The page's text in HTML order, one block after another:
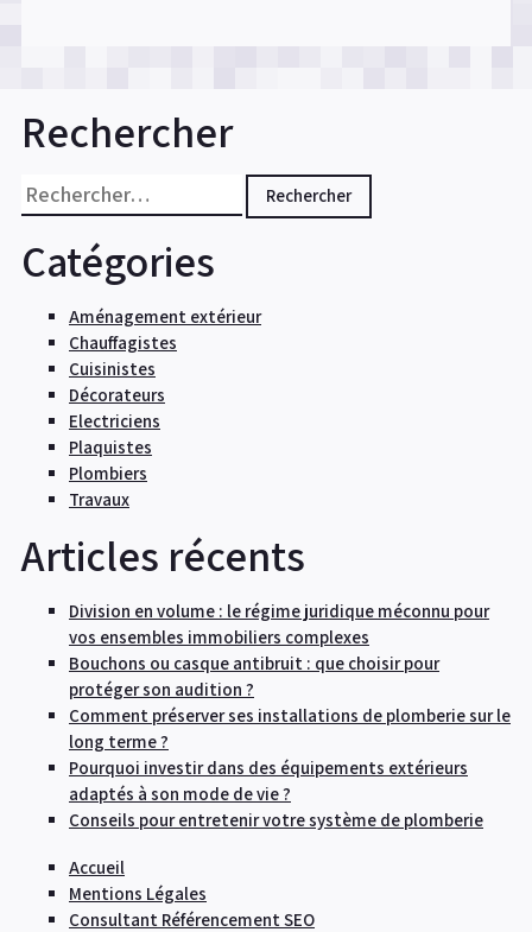
coffre-
fort »
Rechercher
Rechercher :
Catégories
Aménagement extérieur
Chauffagistes
Cuisinistes
Décorateurs
Electriciens
Plaquistes
Plombiers
Travaux
Articles récents
Division en volume : le régime juridique méconnu pour
vos ensembles immobiliers complexes
Bouchons ou casque antibruit : que choisir pour
protéger son audition ?
Comment préserver ses installations de plomberie sur le
long terme ?
Pourquoi investir dans des équipements extérieurs
adaptés à son mode de vie ?
Conseils pour entretenir votre système de plomberie
Accueil
Mentions Légales
Consultant Référencement SEO